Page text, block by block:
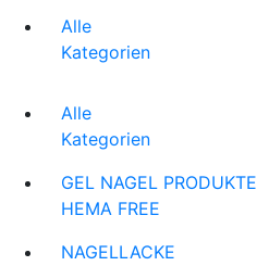
Alle
Kategorien
Alle
Kategorien
GEL NAGEL PRODUKTE
HEMA FREE
NAGELLACKE